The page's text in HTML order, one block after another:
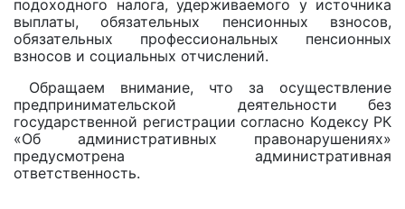
подоходного налога, удерживаемого у источника
выплаты, обязательных пенсионных взносов,
обязательных профессиональных пенсионных
взносов и социальных отчислений.
Обращаем внимание, что за осуществление
предпринимательской деятельности без
государственной регистрации согласно Кодексу РК
«Об административных правонарушениях»
предусмотрена административная
ответственность.